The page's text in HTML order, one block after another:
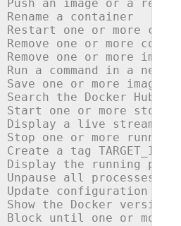
Push
an image or a
Rename a container
Restart
one or more
Remove
one or more
Remove
one or more
Run a command in a new
Save one or more images
Search the Docker Hub
Start
one or more
Display a live stream of
Stop
one or more
Create a tag
Display the running
Unpause all processes
Update configuration of
Show the Docker
version
Block until
one or more